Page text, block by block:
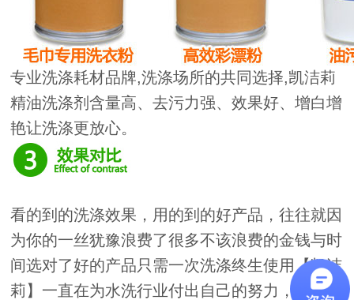
专业洗涤耗材品牌,洗涤场所的共同选择,凯洁莉
精油洗涤剂含量高、去污力强、效果好、增白增
艳让洗涤更放心。
看的到的洗涤效果，用的到的好产品，往往就因
为你的一丝犹豫浪费了很多不该浪费的金钱与时
间选对了好的产品只需一次洗涤终生使用【凯洁
莉】一直在为水洗行业付出自己的努力，让更多